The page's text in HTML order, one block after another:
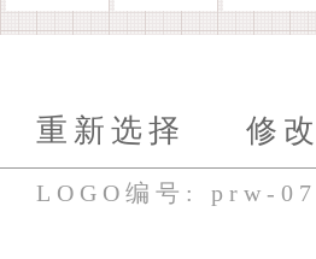
重新选择 修
LOGO编号: prw-